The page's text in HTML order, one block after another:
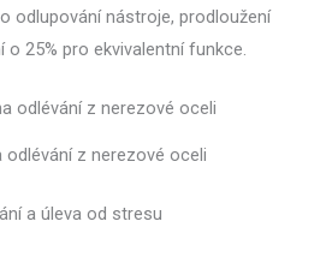
odlupování nástroje, prodloužení
o 25% pro ekvivalentní funkce.
odlévání z nerezové oceli
a úleva od stresu